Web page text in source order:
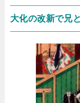
大化の改新で兄